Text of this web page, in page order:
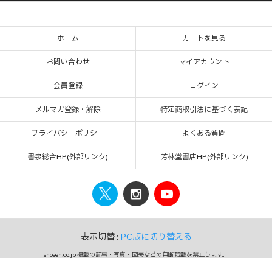
ホーム カートを見る
お問い合わせ マイアカウント
会員登録 ログイン
メルマガ登録・解除 特定商取引法に基づく表記
プライバシーポリシー よくある質問
書泉総合HP(外部リンク) 芳林堂書店HP(外部リンク)
表示切替 : PC版に切り替える
shosen.co.jp 掲載の記事・写真・図表などの無断転載を禁止します。